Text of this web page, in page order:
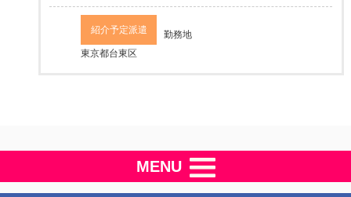
紹介予定派遣
勤務地
東京都台東区
MENU